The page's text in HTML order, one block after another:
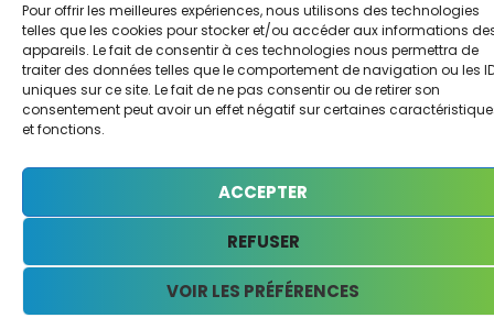
Pour offrir les meilleures expériences, nous utilisons des technologies
telles que les cookies pour stocker et/ou accéder aux informations
appareils. Le fait de consentir à ces technologies nous permettra de
traiter des données telles que le comportement de navigation ou les
uniques sur ce site. Le fait de ne pas consentir ou de retirer son
consentement peut avoir un effet négatif sur certaines
et fonctions.
ACCEPTER
REFUSER
VOIR LES PRÉFÉRENCES
Informations
Mentions Légales
Politique de Confidentialité